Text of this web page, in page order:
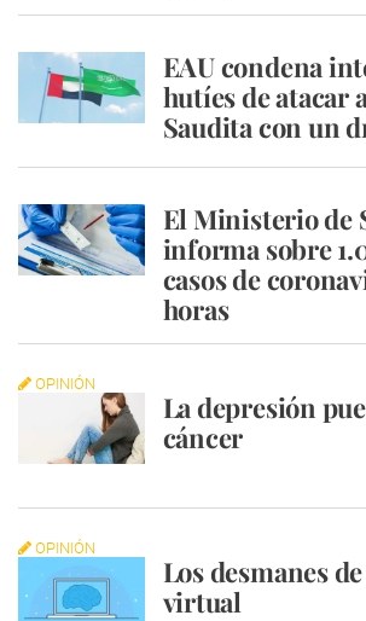
EAU condena
hutíes de atacar
Saudita con un
El Ministerio de
informa sobre
casos de
horas
OPINIÓN
La depresión
cáncer
OPINIÓN
Los desmanes
virtual